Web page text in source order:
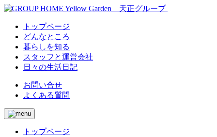
トップページ
どんなところ
暮らしを知る
スタッフと運営会社
日々の生活日記
お問い合せ
よくある質問
トップページ